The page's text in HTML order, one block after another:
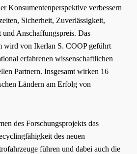
Konsumentenperspektive verbessern
Sicherheit, Zuverlässigkeit,
Anschaffungspreis. Das
von Ikerlan S. COOP geführt
erfahrenen wissenschaftlichen
Partnern. Insgesamt wirken 16
Ländern am Erfolg von
des Forschungsprojekts das
des neuen
führen und dabei auch die